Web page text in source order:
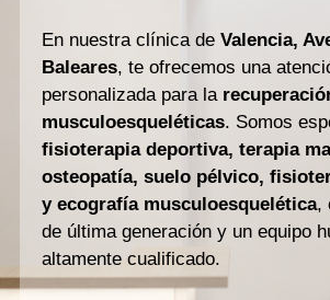
En nuestra clínica de Valencia,
Baleares, te ofrecemos una
personalizada para la
musculoesqueléticas. Somos
fisioterapia deportiva, terapia
osteopatía, suelo pélvico,
y ecografía musculoesquelética,
de última generación y un equipo
altamente cualificado.